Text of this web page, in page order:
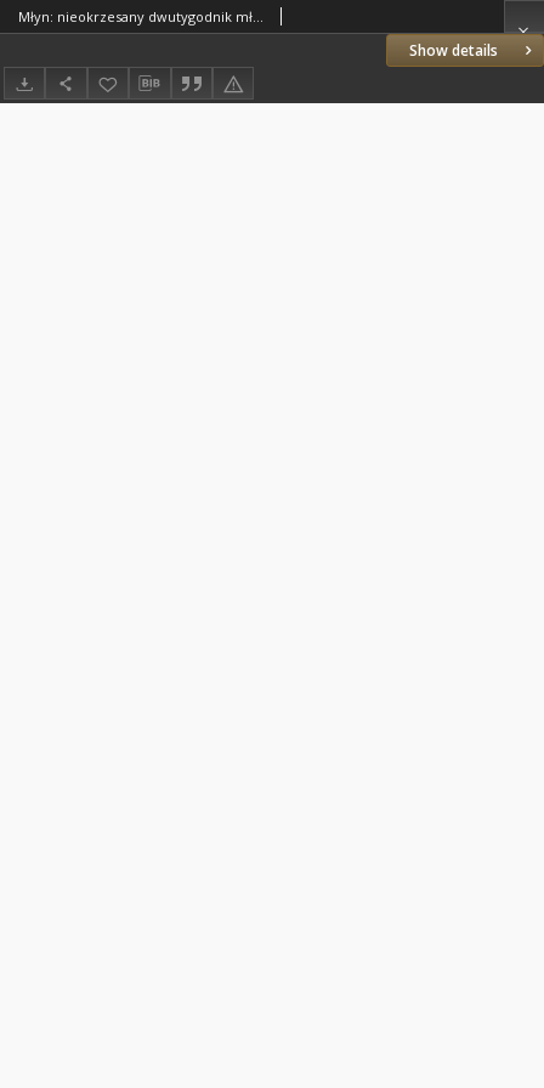
Show details
Młyn: nieokrzesany dwutygodnik młodzieżowy 2007.01.05 Nr1(89)